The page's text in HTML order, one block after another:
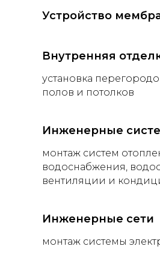
Устройство
Внутренняя
установка
полов и потолков
Инженерные
монтаж систем
водоснабжения,
вентиляции и
Инженерные сети
монтаж системы